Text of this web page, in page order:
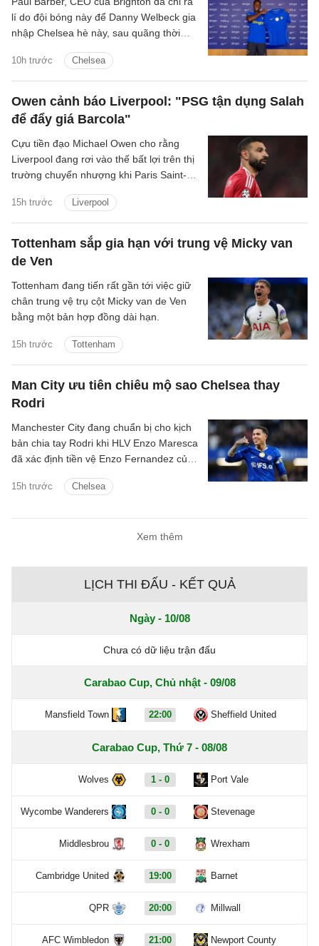
10h trước Chelsea
lí do đội bóng này để Danny Welbeck gia
nhập Chelsea hè này, sau quãng thời
Owen cảnh báo Liverpool: "PSG tận dụng Salah
để đẩy giá Barcola"
15h trước Liverpool
Cựu tiền đạo Michael Owen cho rằng
Liverpool đang rơi vào thế bất lợi trên thị
trường chuyển nhượng khi Paris Saint-
người thay Mohamed Salah để đẩy giá
Bradley Barcola lên mức rất cao.
Tottenham sắp gia hạn với trung vệ Micky van
de Ven
15h trước Tottenham
Tottenham đang tiến rất gần tới việc giữ
chân trung vệ trụ cột Micky van de Ven
bằng một bản hợp đồng dài hạn.
Man City ưu tiên chiêu mộ sao Chelsea thay
Rodri
15h trước Chelsea
Manchester City đang chuẩn bị cho kịch
bản chia tay Rodri khi HLV Enzo Maresca
đã xác định tiền vệ Enzo Fernandez của
ngôi sao người Tây Ban Nha.
Xem thêm
LỊCH THI ĐẤU - KẾT QUẢ
Ngày - 10/08
Chưa có dữ liệu trận đấu
Carabao Cup, Chủ nhật - 09/08
Mansfield Town 22:00 Sheffield United
Carabao Cup, Thứ 7 - 08/08
Wolves 1 - 0 Port Vale
Wycombe Wanderers 0 - 0 Stevenage
Middlesbrou 0 - 0 Wrexham
Cambridge United 19:00 Barnet
QPR 20:00 Millwall
AFC Wimbledon 21:00 Newport County